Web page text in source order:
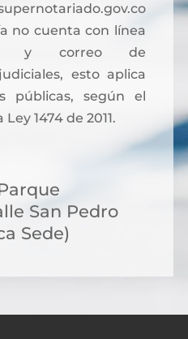
no cuenta con línea
y correo de
esto aplica
públicas, según el
1474 de 2011.
San Pedro
Sede)